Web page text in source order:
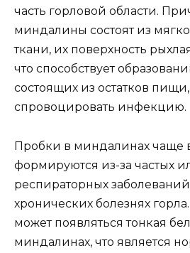
часть горловой области.
миндалины состоят из
ткани, их поверхность
что способствует
состоящих из остатков
спровоцировать инфекцию.
Пробки в миндалинах чаще
формируются из-за частых
респираторных
хронических болезнях
может появляться тонкая
миндалинах, что является